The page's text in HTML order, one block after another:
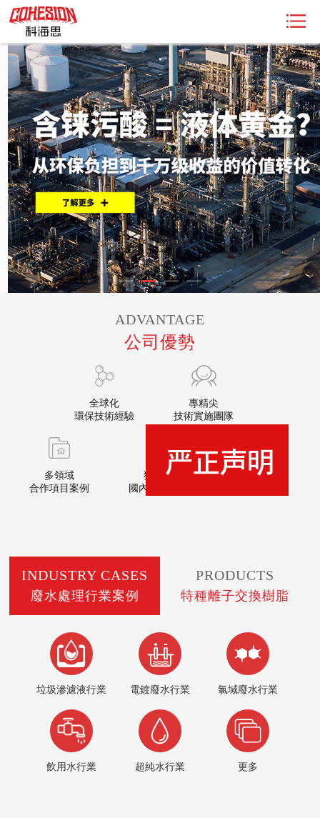
ADVANTAGE
公司優勢
全球化
環保技術經驗
專精尖
技術實施團隊
多領域
合作項目案例
獲眾多
國內國際認證
三小時
INDUSTRY CASES
廢水處理行業案例
PRODUCTS
特種離子交換樹脂
垃圾滲濾液行業 電鍍廢水行業 氯堿廢水行業
飲用水行業 超純水行業 更多